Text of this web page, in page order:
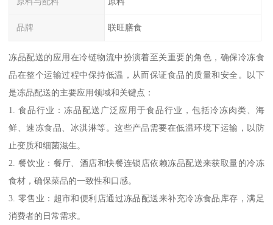
品牌 联旺膳食
冻品配送的应用在冷链物流中扮演着至关重要的角色，确保冷冻食
品在整个运输过程中保持低温，从而保证食品的质量和安全。以下
是冻品配送的主要应用领域和关键点：
1. 食品行业：冻品配送广泛应用于食品行业，包括冷冻肉类、海
鲜、速冻食品、冰淇淋等。这些产品需要在低温环境下运输，以防
止变质和细菌滋生。
2. 餐饮业：餐厅、酒店和快餐连锁店依赖冻品配送来获取量的冷冻
食材，确保菜品的一致性和口感。
3. 零售业：超市和便利店通过冻品配送来补充冷冻食品库存，满足
消费者的日常需求。